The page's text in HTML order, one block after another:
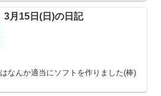
3月15日(日)の日記
なんか適当にソフトを作りました(棒)